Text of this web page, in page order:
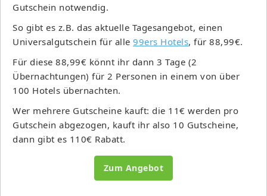
Gutschein notwendig.
So gibt es z.B. das aktuelle Tagesangebot, einen
Universalgutschein für alle 99ers Hotels, für 88,99€.
Für diese 88,99€ könnt ihr dann 3 Tage (2
Übernachtungen) für 2 Personen in einem von über
100 Hotels übernachten.
Wer mehrere Gutscheine kauft: die 11€ werden pro
Gutschein abgezogen, kauft ihr also 10 Gutscheine,
dann gibt es 110€ Rabatt.
Zum Angebot